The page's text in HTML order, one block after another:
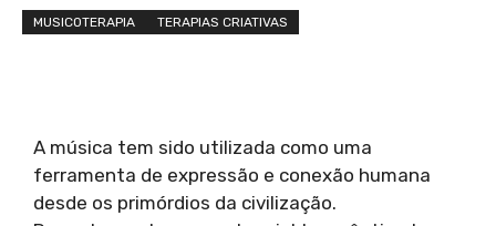
MUSICOTERAPIA TERAPIAS CRIATIVAS
A música tem sido utilizada como uma
ferramenta de expressão e conexão humana
desde os primórdios da civilização.